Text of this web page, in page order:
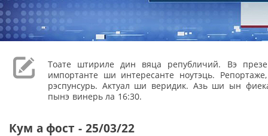
Тоате штириле дин вяца републичий. Вэ
импортанте ши интересанте ноутэць.
рэспунсурь. Актуал ши веридик. Азь ши ын
пынэ винерь ла 16:30.
Кум а фост - 25/03/22